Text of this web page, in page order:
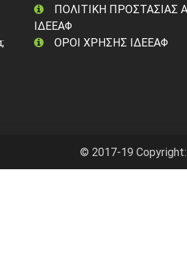
ΠΟΛΙΤΙΚΗ ΠΡΟΣΤΑΣΙΑΣ
ΙΔΕΕΑΦ
ΟΡΟΙ ΧΡΗΣΗΣ ΙΔΕΕΑΦ
© 2017-19 Copyright: